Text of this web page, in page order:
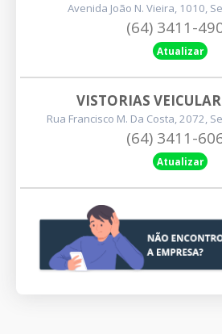
Avenida João N. Vieira, 1010,
(64) 3411-
Atualizar
VISTORIAS
Rua Francisco M. Da Costa, 2072,
(64) 3411-
Atualizar